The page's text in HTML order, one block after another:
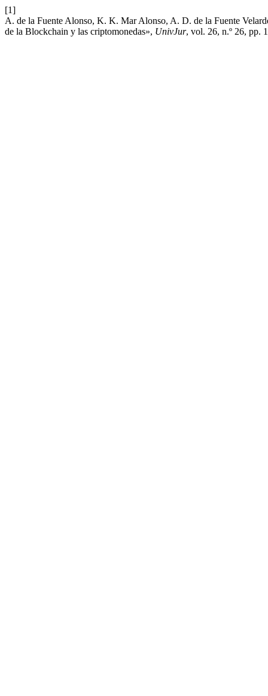
[1]
A. de la Fuente Alonso, K. K. Mar Alonso, A. D. de la Fuente
de la Blockchain y las criptomonedas», UnivJur, vol. 26, n.º 26, pp.